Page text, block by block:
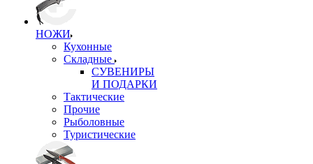
НОЖИ
Кухонные
Складные
СУВЕНИРЫ
И ПОДАРКИ
Тактические
Прочие
Рыболовные
Туристические